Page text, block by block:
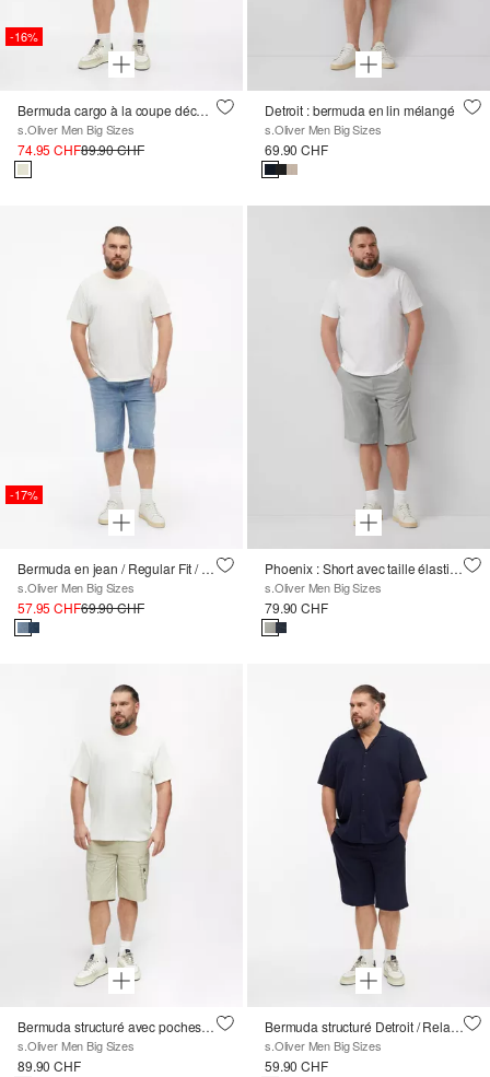
-16%
Bermuda cargo à la coupe décontractée et à la taille élastique
s.Oliver Men Big Sizes
74.95 CHF89.90 CHF
Detroit : bermuda en lin mélangé
s.Oliver Men Big Sizes
69.90 CHF
-17%
Bermuda en jean / Regular Fit / Mid Rise
s.Oliver Men Big Sizes
57.95 CHF69.90 CHF
Phoenix : Short avec taille élastique et cordon de serrage
s.Oliver Men Big Sizes
79.90 CHF
Bermuda structuré avec poches cargo
s.Oliver Men Big Sizes
89.90 CHF
Bermuda structuré Detroit / Relaxed Fit / Mid Rise
s.Oliver Men Big Sizes
59.90 CHF